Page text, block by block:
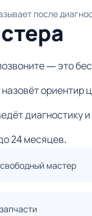
после
— это
ориентир
диагностику
24 месяцев.
мастер